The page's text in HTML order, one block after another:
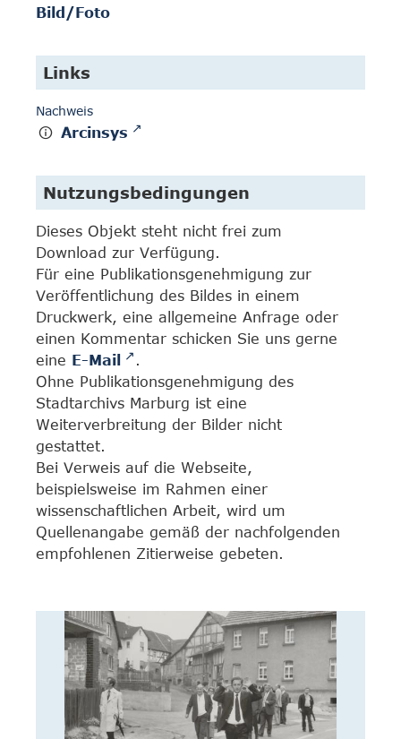
Bild/Foto
Links
Nachweis
Arcinsys
Nutzungsbedingungen
Dieses Objekt steht nicht frei zum
Download zur Verfügung.
Für eine Publikationsgenehmigung zur
Veröffentlichung des Bildes in einem
Druckwerk, eine allgemeine Anfrage oder
einen Kommentar schicken Sie uns gerne
eine E-Mail
.
Ohne Publikationsgenehmigung des
Stadtarchivs Marburg ist eine
Weiterverbreitung der Bilder nicht
gestattet.
Bei Verweis auf die Webseite,
beispielsweise im Rahmen einer
wissenschaftlichen Arbeit, wird um
Quellenangabe gemäß der nachfolgenden
empfohlenen Zitierweise gebeten.